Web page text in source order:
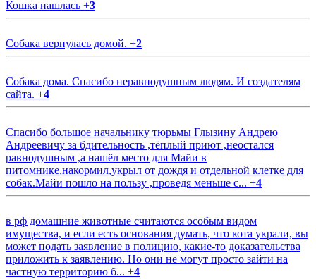
Кошка нашлась +3
Собака вернулась домой. +2
Собака дома. Спасибо неравнодушным людям. И создателям
сайта. +4
Спасибо большое начальнику тюрьмы Глызину Андрею
Андреевичу за бдительность ,тёплый приют ,неостался
равнодушным ,а нашёл место для Майи в
питомнике,накормил,укрыл от дождя и отдельной клетке для
собак.Майи пошло на пользу ,проведя меньше с... +4
в рф домашние животные считаются особым видом
имущества, и если есть основания думать, что кота украли, вы
может подать заявление в полицию, какие-то доказательства
приложить к заявлению. Но они не могут просто зайти на
частную территорию б... +4